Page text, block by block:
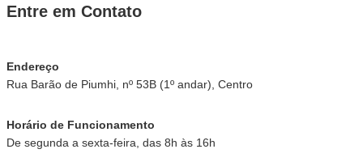
Entre em Contato
Endereço
Rua Barão de Piumhi, nº 53B (1º andar), Centro
Horário de Funcionamento
De segunda a sexta-feira, das 8h às 16h